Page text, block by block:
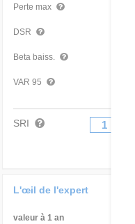
Perte max
DSR
Beta baiss.
VAR 95
SRI 1
L'œil de l'expert
valeur à 1 an